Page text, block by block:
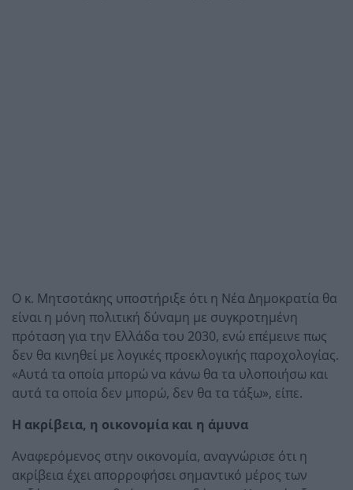
Ο κ. Μητσοτάκης υποστήριξε ότι η Νέα Δημοκρατία θα
είναι η μόνη πολιτική δύναμη με συγκροτημένη
πρόταση για την Ελλάδα του 2030, ενώ επέμεινε πως
δεν θα κινηθεί με λογικές προεκλογικής παροχολογίας.
«Αυτά τα οποία μπορώ να κάνω θα τα υλοποιήσω και
αυτά τα οποία δεν μπορώ, δεν θα τα τάξω», είπε.
Η ακρίβεια, η οικονομία και η άμυνα
Αναφερόμενος στην οικονομία, αναγνώρισε ότι η
ακρίβεια έχει απορροφήσει σημαντικό μέρος των